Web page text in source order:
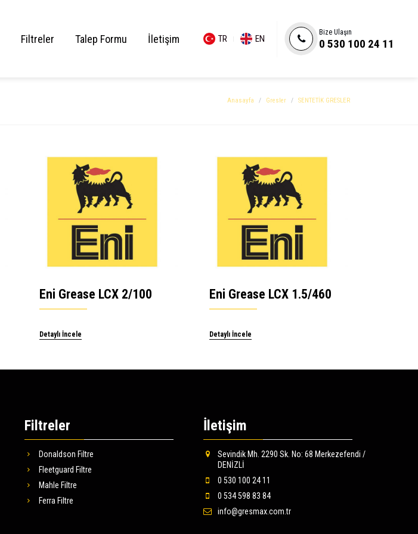
Filtreler Talep Formu İletişim TR EN
Bize Ulaşın
0 530 100 24 11
Anasayfa Gresler SENTETİK GRESLER
Eni Grease LCX 2/100
Detaylı İncele
Eni Grease LCX 1.5/460
Detaylı İncele
Filtreler
Donaldson Filtre
Fleetguard Filtre
Mahle Filtre
Ferra Filtre
İletişim
Sevindik Mh. 2290 Sk. No: 68 Merkezefendi /
DENİZLİ
0 530 100 24 11
0 534 598 83 84
info@gresmax.com.tr